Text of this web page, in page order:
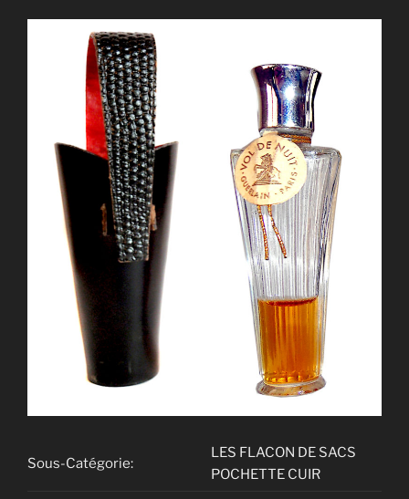
Sous-Catégorie:
LES FLACON DE SACS
POCHETTE CUIR